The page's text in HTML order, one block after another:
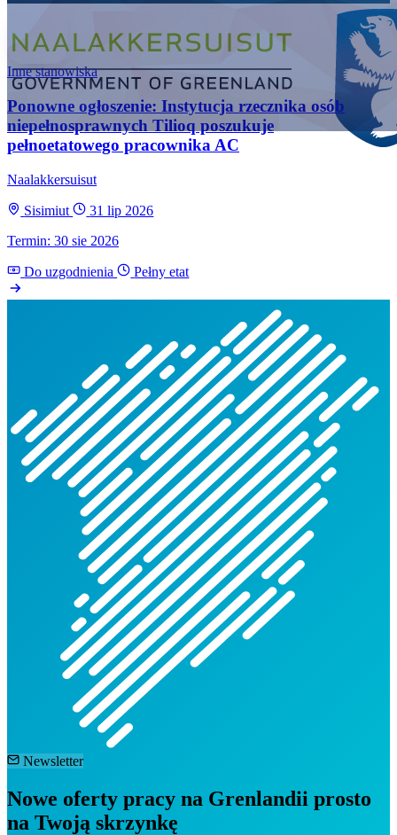
Inne stanowiska
Ponowne ogłoszenie: Instytucja rzecznika osób
niepełnosprawnych Tilioq poszukuje
pełnoetatowego pracownika AC
Naalakkersuisut
Sisimiut
31 lip 2026
Termin: 30 sie 2026
Do uzgodnienia Pełny etat
Newsletter
Nowe oferty pracy na Grenlandii prosto
na Twoją skrzynkę